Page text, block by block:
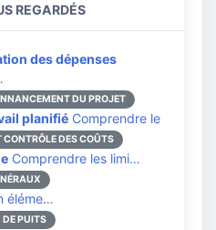
REGARDÉS
des dépenses
DU PROJET
planifié Comprendre le
DES COÛTS
Comprendre les limi…
éléme…
DE PUITS